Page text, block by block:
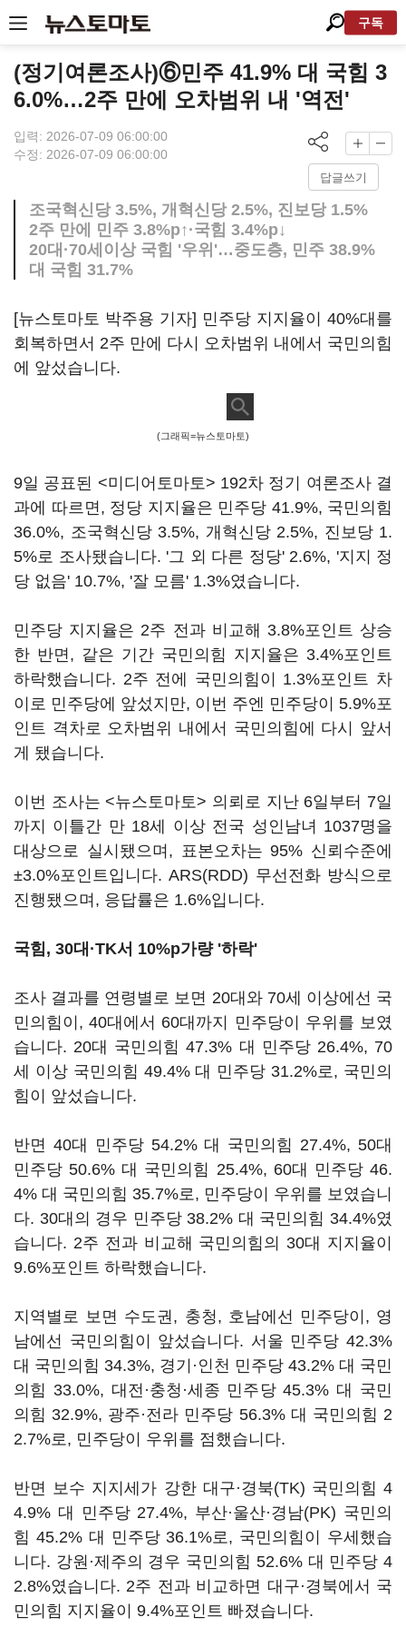
구독
(정기여론조사)⑥민주 41.9% 대 국힘 3
6.0%…2주 만에 오차범위 내 '역전'
입력: 2026-07-09 06:00:00
수정: 2026-07-09 06:00:00
답글쓰기
조국혁신당 3.5%, 개혁신당 2.5%, 진보당 1.5%
2주 만에 민주 3.8%p↑·국힘 3.4%p↓
20대·70세이상 국힘 '우위'…중도층, 민주 38.9%
대 국힘 31.7%
[뉴스토마토 박주용 기자] 민주당 지지율이 40%대를
회복하면서 2주 만에 다시 오차범위 내에서 국민의힘
에 앞섰습니다.
(그래픽=뉴스토마토)
9일 공표된 <미디어토마토> 192차 정기 여론조사 결
과에 따르면, 정당 지지율은 민주당 41.9%, 국민의힘
36.0%, 조국혁신당 3.5%, 개혁신당 2.5%, 진보당 1.
5%로 조사됐습니다. '그 외 다른 정당' 2.6%, '지지 정
당 없음' 10.7%, '잘 모름' 1.3%였습니다.
민주당 지지율은 2주 전과 비교해 3.8%포인트 상승
한 반면, 같은 기간 국민의힘 지지율은 3.4%포인트
하락했습니다. 2주 전에 국민의힘이 1.3%포인트 차
이로 민주당에 앞섰지만, 이번 주엔 민주당이 5.9%포
인트 격차로 오차범위 내에서 국민의힘에 다시 앞서
게 됐습니다.
이번 조사는 <뉴스토마토> 의뢰로 지난 6일부터 7일
까지 이틀간 만 18세 이상 전국 성인남녀 1037명을
대상으로 실시됐으며, 표본오차는 95% 신뢰수준에
±3.0%포인트입니다. ARS(RDD) 무선전화 방식으로
진행됐으며, 응답률은 1.6%입니다.
국힘, 30대·TK서 10%p가량 '하락'
조사 결과를 연령별로 보면 20대와 70세 이상에선 국
민의힘이, 40대에서 60대까지 민주당이 우위를 보였
습니다. 20대 국민의힘 47.3% 대 민주당 26.4%, 70
세 이상 국민의힘 49.4% 대 민주당 31.2%로, 국민의
힘이 앞섰습니다.
반면 40대 민주당 54.2% 대 국민의힘 27.4%, 50대
민주당 50.6% 대 국민의힘 25.4%, 60대 민주당 46.
4% 대 국민의힘 35.7%로, 민주당이 우위를 보였습니
다. 30대의 경우 민주당 38.2% 대 국민의힘 34.4%였
습니다. 2주 전과 비교해 국민의힘의 30대 지지율이
9.6%포인트 하락했습니다.
지역별로 보면 수도권, 충청, 호남에선 민주당이, 영
남에선 국민의힘이 앞섰습니다. 서울 민주당 42.3%
대 국민의힘 34.3%, 경기·인천 민주당 43.2% 대 국민
의힘 33.0%, 대전·충청·세종 민주당 45.3% 대 국민
의힘 32.9%, 광주·전라 민주당 56.3% 대 국민의힘 2
2.7%로, 민주당이 우위를 점했습니다.
반면 보수 지지세가 강한 대구·경북(TK) 국민의힘 4
4.9% 대 민주당 27.4%, 부산·울산·경남(PK) 국민의
힘 45.2% 대 민주당 36.1%로, 국민의힘이 우세했습
니다. 강원·제주의 경우 국민의힘 52.6% 대 민주당 4
2.8%였습니다. 2주 전과 비교하면 대구·경북에서 국
민의힘 지지율이 9.4%포인트 빠졌습니다.